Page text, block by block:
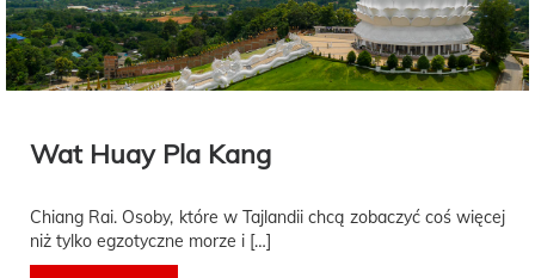
Wat Huay Pla Kang
Chiang Rai. Osoby, które w Tajlandii chcą zobaczyć coś więcej
niż tylko egzotyczne morze i […]